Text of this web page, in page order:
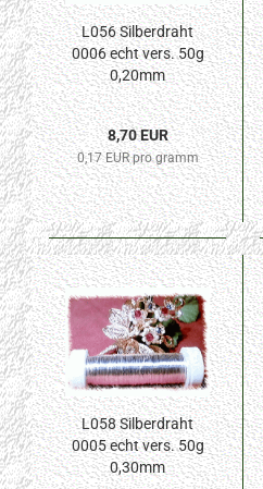
L056 Silberdraht
0006 echt vers. 50g
0,20mm
8,70 EUR
0,17 EUR pro gramm
L058 Silberdraht
0005 echt vers. 50g
0,30mm